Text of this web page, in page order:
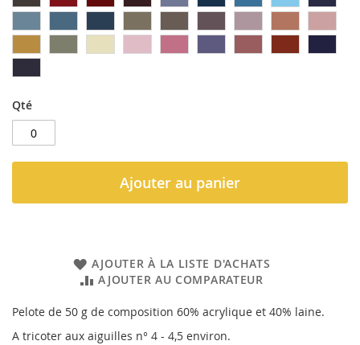
Qté
Ajouter au panier
AJOUTER À LA LISTE D'ACHATS
AJOUTER AU COMPARATEUR
Pelote de 50 g de composition 60% acrylique et 40% laine.
A tricoter aux aiguilles n° 4 - 4,5 environ.